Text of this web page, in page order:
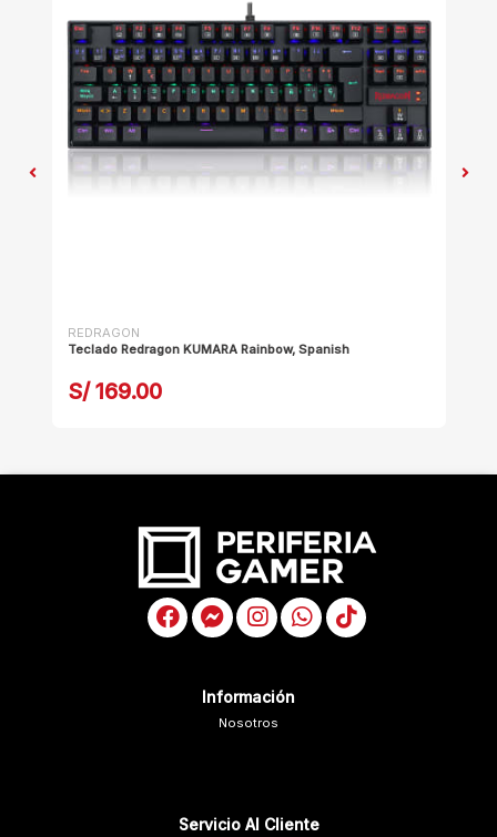
REDRAGON
Teclado Redragon KUMARA Rainbow, Spanish
S/ 169.00
Información
Nosotros
Servicio Al Cliente